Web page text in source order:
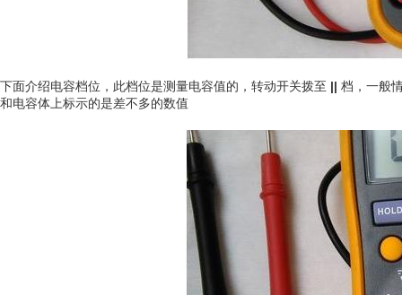
下面介绍电容档位，此档位是测量电容值的，转动开关拨至 || 档，一般
和电容体上标示的是差不多的数值